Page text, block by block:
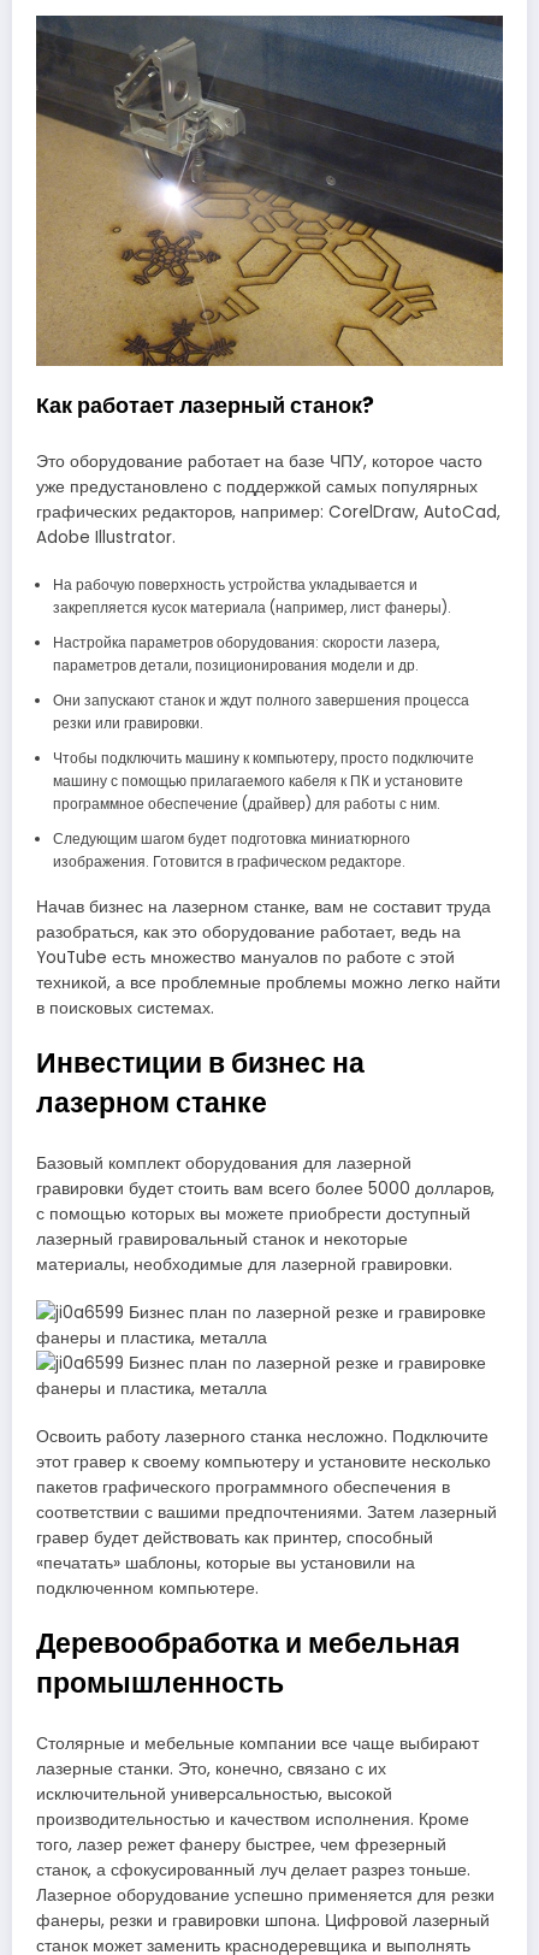
Как работает лазерный станок?
Это оборудование работает на базе ЧПУ, которое часто
уже предустановлено с поддержкой самых популярных
графических редакторов, например: CorelDraw, AutoCad,
Adobe Illustrator.
На рабочую поверхность устройства укладывается и
закрепляется кусок материала (например, лист фанеры).
Настройка параметров оборудования: скорости лазера,
параметров детали, позиционирования модели и др.
Они запускают станок и ждут полного завершения процесса
резки или гравировки.
Чтобы подключить машину к компьютеру, просто подключите
машину с помощью прилагаемого кабеля к ПК и установите
программное обеспечение (драйвер) для работы с ним.
Следующим шагом будет подготовка миниатюрного
изображения. Готовится в графическом редакторе.
Начав бизнес на лазерном станке, вам не составит труда
разобраться, как это оборудование работает, ведь на
YouTube есть множество мануалов по работе с этой
техникой, а все проблемные проблемы можно легко найти
в поисковых системах.
Инвестиции в бизнес на
лазерном станке
Базовый комплект оборудования для лазерной
гравировки будет стоить вам всего более 5000 долларов,
с помощью которых вы можете приобрести доступный
лазерный гравировальный станок и некоторые
материалы, необходимые для лазерной гравировки.
Освоить работу лазерного станка несложно. Подключите
этот гравер к своему компьютеру и установите несколько
пакетов графического программного обеспечения в
соответствии с вашими предпочтениями. Затем лазерный
гравер будет действовать как принтер, способный
«печатать» шаблоны, которые вы установили на
подключенном компьютере.
Деревообработка и мебельная
промышленность
Столярные и мебельные компании все чаще выбирают
лазерные станки. Это, конечно, связано с их
исключительной универсальностью, высокой
производительностью и качеством исполнения. Кроме
того, лазер режет фанеру быстрее, чем фрезерный
станок, а сфокусированный луч делает разрез тоньше.
Лазерное оборудование успешно применяется для резки
фанеры, резки и гравировки шпона. Цифровой лазерный
станок может заменить краснодеревщика и выполнять